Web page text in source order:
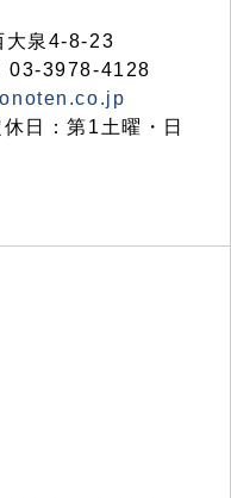
泉4-8-23
03-3978-4128
日：第1土曜・日